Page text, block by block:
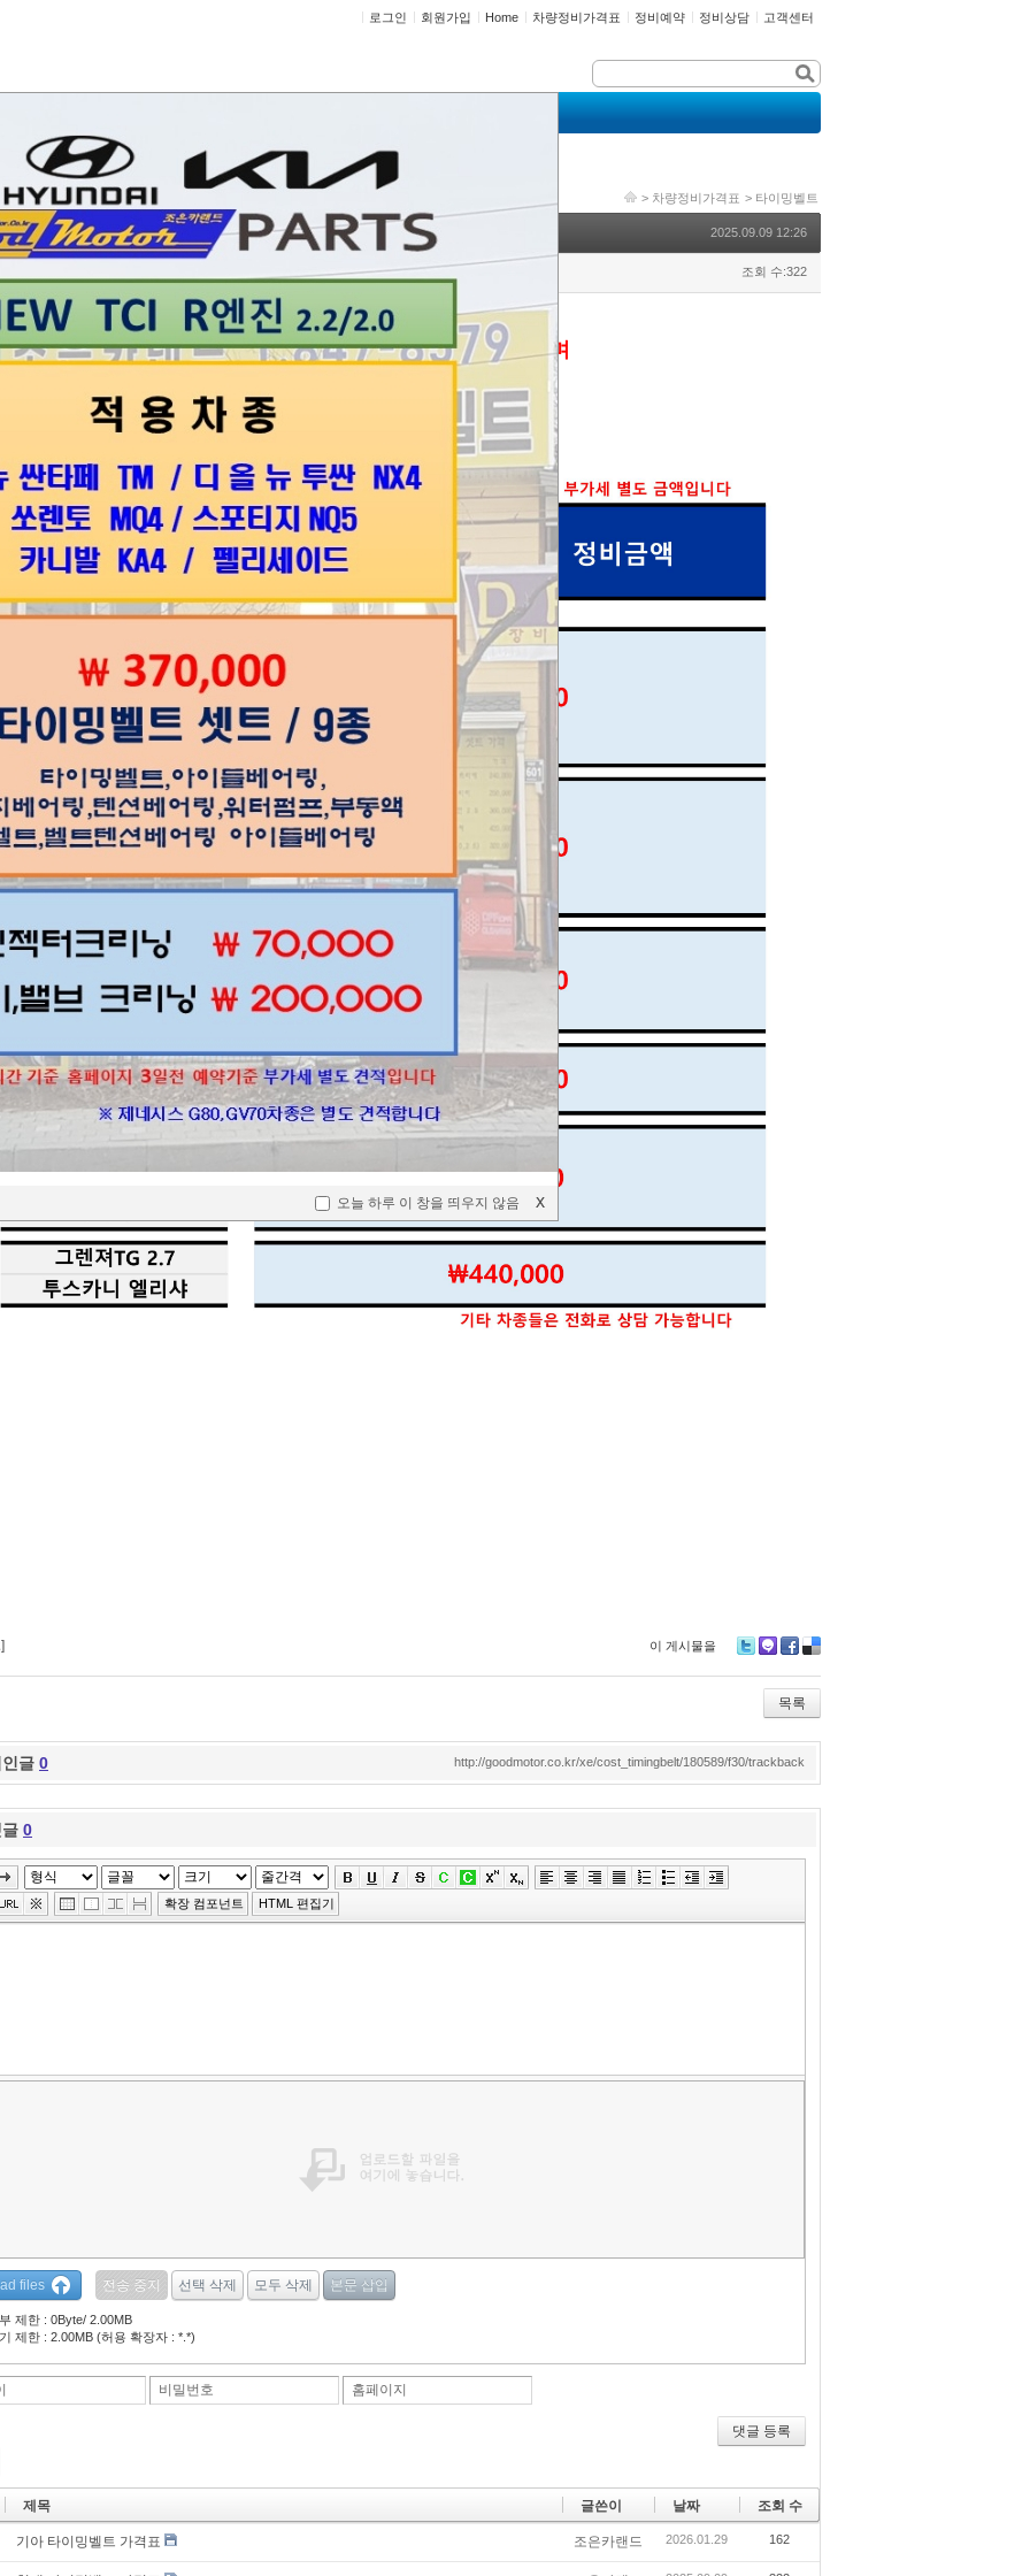
로그인 회원가입 Home 차량정비가격표 정비예약 정비상담 고객센터
X
오늘 하루 이 창을 띄우지 않음 X
> 차량정비가격표 > 타이밍벨트
이밍벨트 가격표 2025.09.09 12:26
조회 수:322
아래 가격표는 급변하는 부품가격으로 변동 될 수 있으며
] 이 게시물을
itte e2
y
ce
bo
ok
lici
ou
s
목록
글 0 http://goodmotor.co.kr/xe/cost_timingbelt/180589/f30/trackback
0
도
확장 컴포넌트 HTML 편집기
files
제한 : 0Byte/ 2.00MB
제한 : 2.00MB (허용 확장자 : *.*)
비밀번호 홈페이지
댓글 등록
제목 글쓴이 날짜 조회 수
기아 타이밍벨트 가격표 조은카랜드 2026.01.29 162